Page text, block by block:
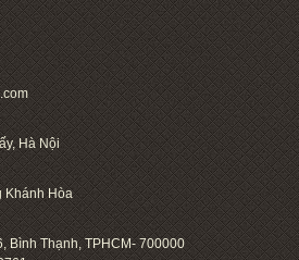
Hà Nội
Khánh Hòa
,Bình Thạnh,TPHCM-700000